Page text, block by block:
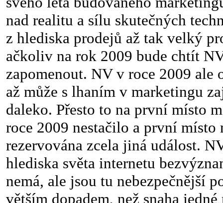
nad realitu a sílu skutečných
z hlediska prodejů až tak velký
ačkoliv na rok 2009 bude chtít
zapomenout. NV v roce 2009 ale
až může s lhaním v marketingu
daleko. Přesto to na první místo
roce 2009 nestačilo a první místo
rezervována zcela jiná událost.
hlediska světa internetu
nemá, ale jsou tu nebezpečnější
větším dopadem, než snaha